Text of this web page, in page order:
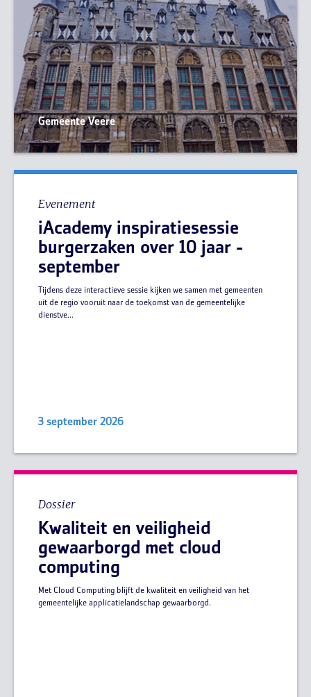
Gemeente Veere
Evenement
iAcademy inspiratiesessie
burgerzaken over 10 jaar -
september
Tijdens deze interactieve sessie kijken we samen met gemeenten
uit de regio vooruit naar de toekomst van de gemeentelijke
dienstve...
3 september 2026
Dossier
Kwaliteit en veiligheid
gewaarborgd met cloud
computing
Met Cloud Computing blijft de kwaliteit en veiligheid van het
gemeentelijke applicatielandschap gewaarborgd.